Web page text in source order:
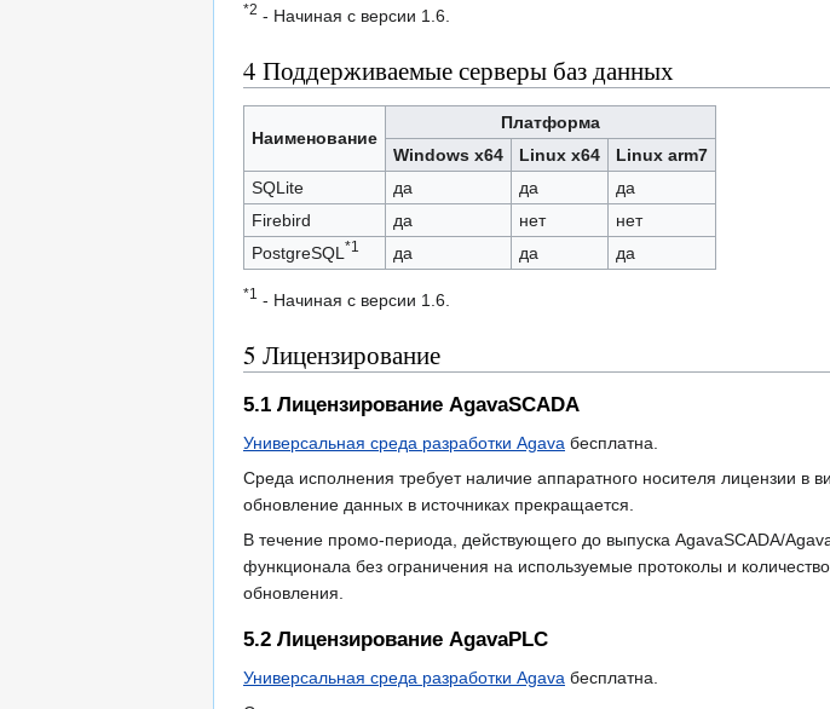
*2 - Начиная с версии 1.6.
4 Поддерживаемые серверы баз данных
Наименование
Платформа
Windows x64
Linux x64
Linux arm7
SQLite
да да
да
Firebird
да нет
нет
PostgreSQL*1 да да да
*1 - Начиная с версии 1.6.
5 Лицензирование
5.1 Лицензирование AgavaSCADA
Универсальная среда разработки Agava бесплатна.
Среда исполнения требует наличие аппаратного носителя лицензии в
обновление данных в источниках прекращается.
В течение промо-периода, действующего до выпуска AgavaSCADA/
функционала без ограничения на используемые протоколы и
обновления.
5.2 Лицензирование AgavaPLC
Универсальная среда разработки Agava бесплатна.